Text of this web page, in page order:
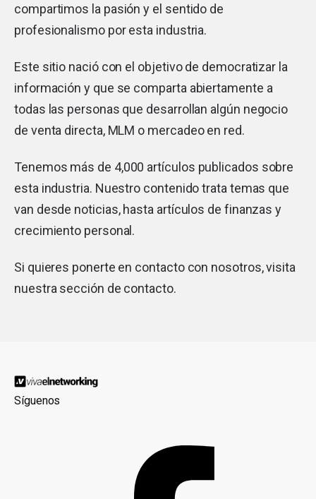
compartimos la pasión y el sentido de
profesionalismo por esta industria.
Este sitio nació con el objetivo de democratizar la
información y que se comparta abiertamente a
todas las personas que desarrollan algún negocio
de venta directa, MLM o mercadeo en red.
Tenemos más de 4,000 artículos publicados sobre
esta industria. Nuestro contenido trata temas que
van desde noticias, hasta artículos de finanzas y
crecimiento personal.
Si quieres ponerte en contacto con nosotros, visita
nuestra sección de contacto.
Síguenos